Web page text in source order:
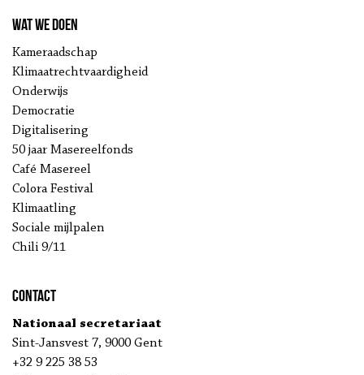
Wat we doen
Kameraadschap
Klimaatrechtvaardigheid
Onderwijs
Democratie
Digitalisering
50 jaar Masereelfonds
Café Masereel
Colora Festival
Klimaatling
Sociale mijlpalen
Chili 9/11
Contact
Nationaal secretariaat
Sint-Jansvest 7, 9000 Gent
+32 9 225 38 53